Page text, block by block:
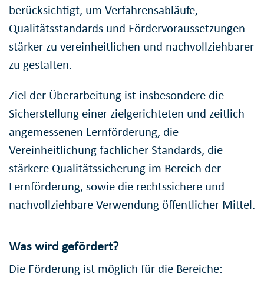
berücksichtigt, um Verfahrensabläufe,
Qualitätsstandards und Fördervoraussetzungen
stärker zu vereinheitlichen und nachvollziehbarer
zu gestalten.
Ziel der Überarbeitung ist insbesondere die
Sicherstellung einer zielgerichteten und zeitlich
angemessenen Lernförderung, die
Vereinheitlichung fachlicher Standards, die
stärkere Qualitätssicherung im Bereich der
Lernförderung, sowie die rechtssichere und
nachvollziehbare Verwendung öffentlicher Mittel.
Was wird gefördert?
Die Förderung ist möglich für die Bereiche: